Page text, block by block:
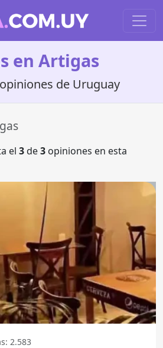
en Artigas
de Uruguay
el 3de3 opiniones en esta
2.583